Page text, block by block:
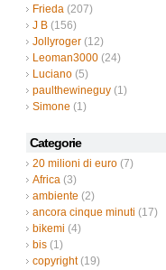
Frieda (207)
J B (156)
Jollyroger (12)
Leoman3000 (24)
Luciano (5)
paulthewineguy (1)
Simone (1)
Categorie
20 milioni di euro (7)
Africa (3)
ambiente (2)
ancora cinque minuti (17)
bikemi (4)
bis (1)
copyright(19)